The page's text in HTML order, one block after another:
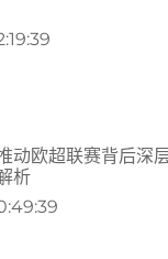
动欧超联赛背后深
析